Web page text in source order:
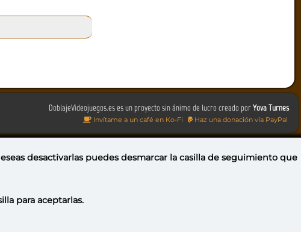
DoblajeVideojuegos.es es un proyecto sin ánimo de lucro creado porYova Turnes
Invítame a un café en Ko-Fi Haz una donación vía PayPal
desactivarlas puedesdesmarcar la casilla de seguimiento que
para aceptarlas.